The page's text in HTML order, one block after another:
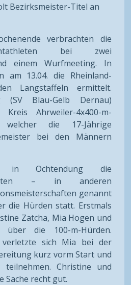
Bezirksmeister-Titel an
verbrachten die
bei zwei
einem Wurfmeeting. In
am 13.04. die Rheinland-
Langstaffeln ermittelt.
(SV Blau-Gelb Dernau)
Ahrweiler-4x400-m-
die 17-Jährige
bei den Männern
in Ochtendung die
– in anderen
genannt
die Hürden statt. Erstmals
Zatcha, Mia Hogen und
über die 100-m-Hürden.
verletzte sich Mia bei der
kurz vorm Start und
Christine und
Sache recht gut.